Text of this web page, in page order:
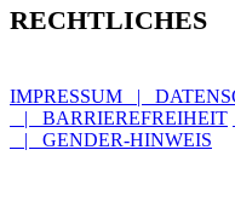
RECHTLICHES
IMPRESSUM |
| BARRIEREFREIHEIT
| GENDER-HINWEIS